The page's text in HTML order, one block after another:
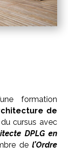
formation
de
cursus avec
DPLG en
de l’Ordre